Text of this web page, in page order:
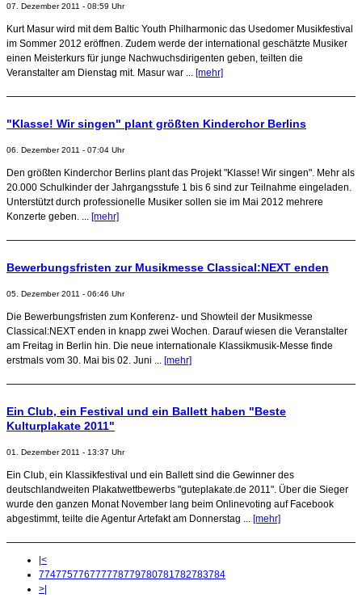
07. Dezember 2011 - 08:59 Uhr
Kurt Masur wird mit dem Baltic Youth Philharmonic das Usedomer Musikfestival
im Sommer 2012 eröffnen. Zudem werde der international geschätzte Musiker
einen Meisterkurs für junge Nachwuchsdirigenten geben, teilten die
Veranstalter am Dienstag mit. Masur war ... [mehr]
"Klasse! Wir singen" plant größten Kinderchor Berlins
06. Dezember 2011 - 07:04 Uhr
Den größten Kinderchor Berlins plant das Projekt "Klasse! Wir singen". Mehr als
20.000 Schulkinder der Jahrgangsstufe 1 bis 6 sind zur Teilnahme eingeladen.
Unterstützt durch professionelle Musiker sollen sie im Mai 2012 mehrere
Konzerte geben. ... [mehr]
Bewerbungsfristen zur Musikmesse Classical:NEXT enden
05. Dezember 2011 - 06:46 Uhr
Die Bewerbungsfristen zum Konferenz- und Showteil der Musikmesse
Classical:NEXT enden in knapp zwei Wochen. Darauf wiesen die Veranstalter
am Freitag in Berlin hin. Die neue internationale Klassikmusik-Messe finde
erstmals vom 30. Mai bis 02. Juni ... [mehr]
Ein Club, ein Festival und ein Ballett haben "Beste
Kulturplakate 2011"
01. Dezember 2011 - 13:37 Uhr
Ein Club, ein Klassikfestival und ein Ballett sind die Gewinner des
deutschlandweiten Plakatwettbewerbs "guteplakate.de 2011". Über die Sieger
wurde den ganzen Monat November lang beim Onlinevoting auf Facebook
abgestimmt, teilte die Agentur Artefakt am Donnerstag ... [mehr]
|<
774775776777778779780781 782783784
>|